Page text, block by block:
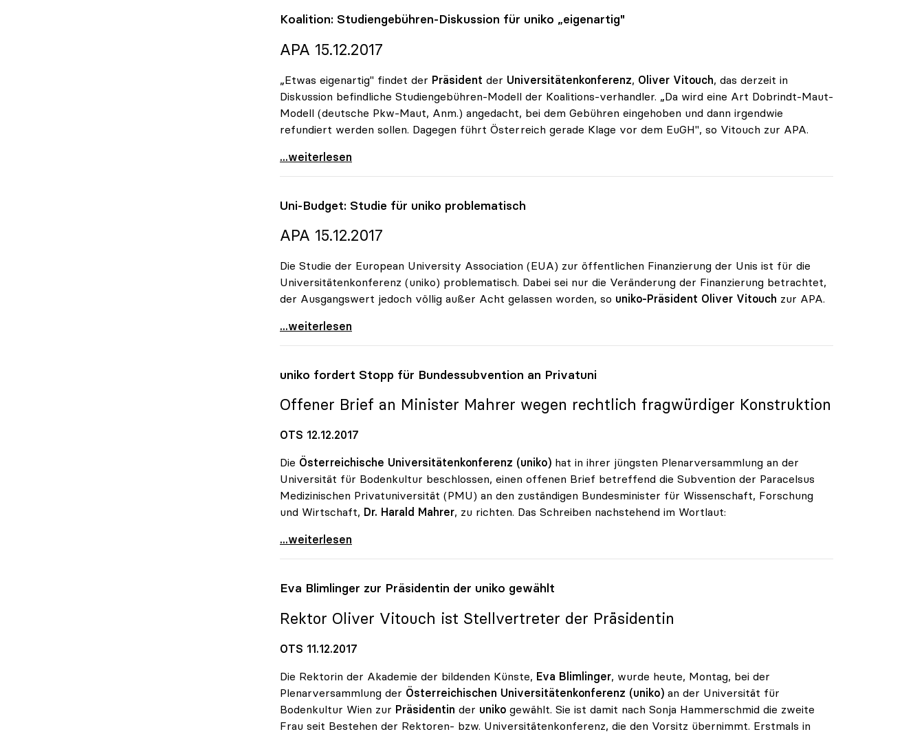
Koalition: Studiengebühren-Diskussion für uniko „eigenartig"
APA 15.12.2017
„Etwas eigenartig" findet der Präsident der Universitätenkonferenz, Oliver Vitouch, das derzeit in
Diskussion befindliche Studiengebühren-Modell der Koalitions-verhandler. „Da wird eine Art Dobrindt-Maut-
Modell (deutsche Pkw-Maut, Anm.) angedacht, bei dem Gebühren eingehoben und dann irgendwie
refundiert werden sollen. Dagegen führt Österreich gerade Klage vor dem EuGH", so Vitouch zur APA.
Koalition: Studiengebühren-Diskussion für uniko
...weiterlesen
Uni-Budget: Studie für uniko problematisch
APA 15.12.2017
Die Studie der European University Association (EUA) zur öffentlichen Finanzierung der Unis ist für die
Universitätenkonferenz (uniko) problematisch. Dabei sei nur die Veränderung der Finanzierung betrachtet,
der Ausgangswert jedoch völlig außer Acht gelassen worden, so uniko-Präsident Oliver Vitouch zur APA.
Uni-Budget: Studie für uniko problematisch
...weiterlesen
uniko fordert Stopp für Bundessubvention an Privatuni
Offener Brief an Minister Mahrer wegen rechtlich fragwürdiger Konstruktion
OTS 12.12.2017
Die Österreichische Universitätenkonferenz (uniko) hat in ihrer jüngsten Plenarversammlung an der
Universität für Bodenkultur beschlossen, einen offenen Brief betreffend die Subvention der Paracelsus
Medizinischen Privatuniversität (PMU) an den zuständigen Bundesminister für Wissenschaft, Forschung
und Wirtschaft, Dr. Harald Mahrer, zu richten. Das Schreiben nachstehend im Wortlaut:
uniko fordert Stopp für Bundessubvention an
...weiterlesen
Eva Blimlinger zur Präsidentin der uniko gewählt
Rektor Oliver Vitouch ist Stellvertreter der Präsidentin
OTS 11.12.2017
Die Rektorin der Akademie der bildenden Künste, Eva Blimlinger, wurde heute, Montag, bei der
Plenarversammlung der Österreichischen Universitätenkonferenz (uniko) an der Universität für
Bodenkultur Wien zur Präsidentin der uniko gewählt. Sie ist damit nach Sonja Hammerschmid die zweite
Frau seit Bestehen der Rektoren- bzw. Universitätenkonferenz, die den Vorsitz übernimmt. Erstmals in